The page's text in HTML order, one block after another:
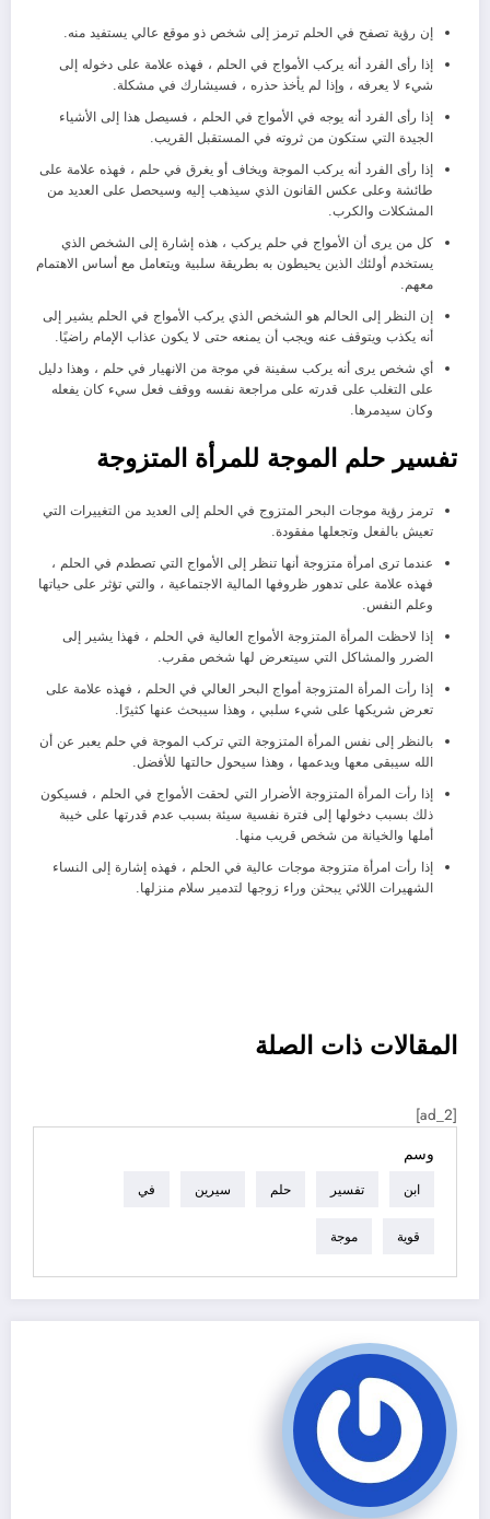
إن رؤية تصفح في الحلم ترمز إلى شخص ذو موقع عالي يستفيد منه.
إذا رأى الفرد أنه يركب الأمواج في الحلم ، فهذه علامة على دخوله إلى
شيء لا يعرفه ، وإذا لم يأخذ حذره ، فسيشارك في مشكلة.
إذا رأى الفرد أنه يوجه في الأمواج في الحلم ، فسيصل هذا إلى الأشياء
الجيدة التي ستكون من ثروته في المستقبل القريب.
إذا رأى الفرد أنه يركب الموجة ويخاف أو يغرق في حلم ، فهذه علامة على
طائشة وعلى عكس القانون الذي سيذهب إليه وسيحصل على العديد من
المشكلات والكرب.
كل من يرى أن الأمواج في حلم يركب ، هذه إشارة إلى الشخص الذي
يستخدم أولئك الذين يحيطون به بطريقة سلبية ويتعامل مع أساس الاهتمام
معهم.
إن النظر إلى الحالم هو الشخص الذي يركب الأمواج في الحلم يشير إلى
أنه يكذب ويتوقف عنه ويجب أن يمنعه حتى لا يكون عذاب الإمام راضيًا.
أي شخص يرى أنه يركب سفينة في موجة من الانهيار في حلم ، وهذا دليل
على التغلب على قدرته على مراجعة نفسه ووقف فعل سيء كان يفعله
وكان سيدمرها.
تفسير حلم الموجة للمرأة المتزوجة
ترمز رؤية موجات البحر المتزوج في الحلم إلى العديد من التغييرات التي
تعيش بالفعل وتجعلها مفقودة.
عندما ترى امرأة متزوجة أنها تنظر إلى الأمواج التي تصطدم في الحلم ،
فهذه علامة على تدهور ظروفها المالية الاجتماعية ، والتي تؤثر على حياتها
وعلم النفس.
إذا لاحظت المرأة المتزوجة الأمواج العالية في الحلم ، فهذا يشير إلى
الضرر والمشاكل التي سيتعرض لها شخص مقرب.
إذا رأت المرأة المتزوجة أمواج البحر العالي في الحلم ، فهذه علامة على
تعرض شريكها على شيء سلبي ، وهذا سيبحث عنها كثيرًا.
بالنظر إلى نفس المرأة المتزوجة التي تركب الموجة في حلم يعبر عن أن
الله سيبقى معها ويدعمها ، وهذا سيحول حالتها للأفضل.
إذا رأت المرأة المتزوجة الأضرار التي لحقت الأمواج في الحلم ، فسيكون
ذلك بسبب دخولها إلى فترة نفسية سيئة بسبب عدم قدرتها على خيبة
أملها والخيانة من شخص قريب منها.
إذا رأت امرأة متزوجة موجات عالية في الحلم ، فهذه إشارة إلى النساء
الشهيرات اللائي يبحثن وراء زوجها لتدمير سلام منزلها.
تصفح
المقالات ذات الصلة
[ad_2]
وسم
ابن تفسير حلم سيرين في
قوية موجة